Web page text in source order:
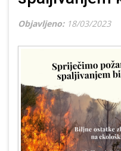
Objavljeno: 18/03/2023